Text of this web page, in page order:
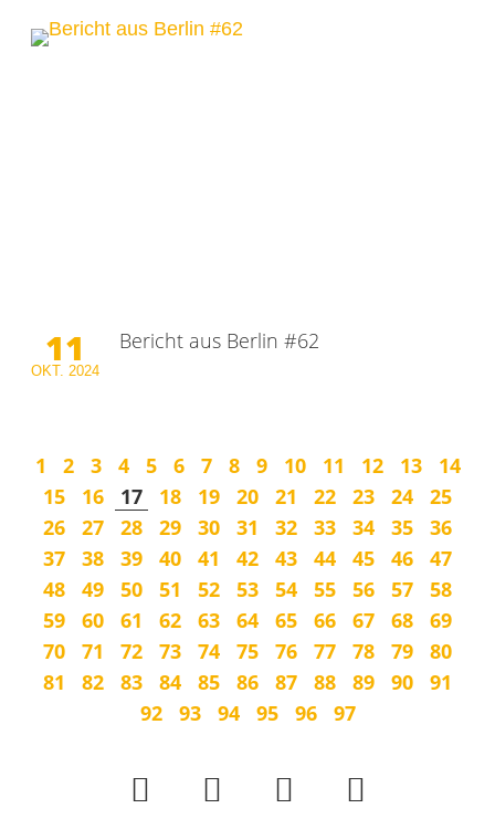
11
OKT. 2024
Bericht aus Berlin #62
1 2 3 4 5 6 7 8 9 10 11 12 13
14
15
16 17 18 19 20 21 22 23 24
25
26
27 28 29 30 31 32 33 34 35
36
37
38 39 40 41 42 43 44 45 46
47
48
49 50 51 52 53 54 55 56 57
58
59
60 61 62 63 64 65 66 67 68
69
70
71 72 73 74 75 76 77 78 79
80
81
82 83 84 85 86 87 88 89 90
91
92
93 94 95 96 97